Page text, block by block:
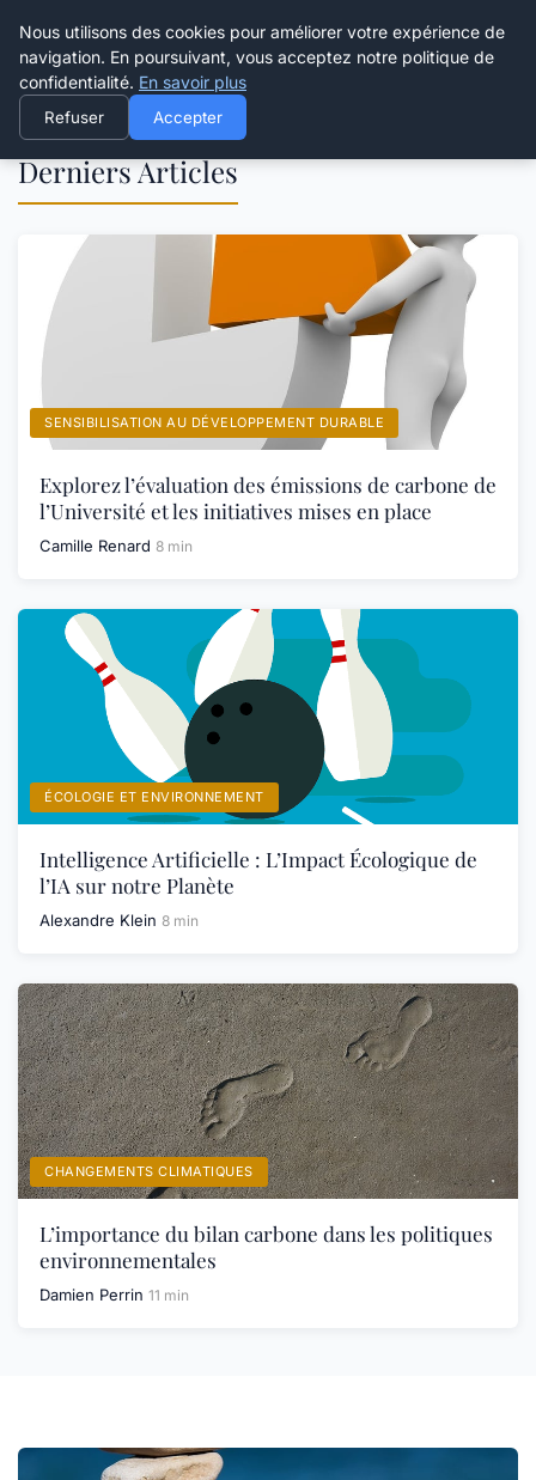
Happy Calyx Farmer
Derniers Articles
SENSIBILISATION AU DÉVELOPPEMENT DURABLE
Explorez l’évaluation des émissions de carbone de
l’Université et les initiatives mises en place
Camille Renard 8 min
ÉCOLOGIE ET ENVIRONNEMENT
Intelligence Artificielle : L’Impact Écologique de
l’IA sur notre Planète
Alexandre Klein 8 min
CHANGEMENTS CLIMATIQUES
L’importance du bilan carbone dans les politiques
environnementales
Damien Perrin 11 min
Nous utilisons des cookies pour améliorer votre expérience de
navigation. En poursuivant, vous acceptez notre politique de
confidentialité. En savoir plus
Refuser Accepter